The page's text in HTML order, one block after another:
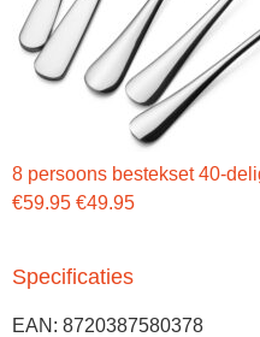
8 persoons bestekset 40-
€59.95 €49.95
Specificaties
EAN: 8720387580378